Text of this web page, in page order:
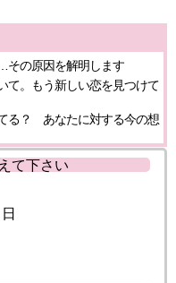
の原因を解明します
て。もう新しい恋を見つけて
る？ あなたに対する今の想
て下さい
日